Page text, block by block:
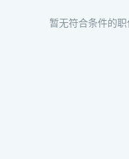
暂无符合条件的